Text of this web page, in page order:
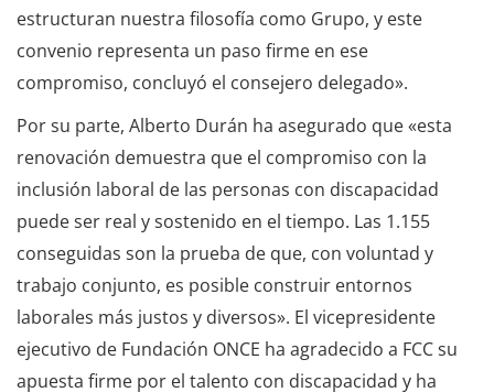
estructuran nuestra filosofía como Grupo, y este
convenio representa un paso firme en ese
compromiso, concluyó el consejero delegado».
Por su parte, Alberto Durán ha asegurado que «esta
renovación demuestra que el compromiso con la
inclusión laboral de las personas con discapacidad
puede ser real y sostenido en el tiempo. Las 1.155
conseguidas son la prueba de que, con voluntad y
trabajo conjunto, es posible construir entornos
laborales más justos y diversos». El vicepresidente
ejecutivo de Fundación ONCE ha agradecido a FCC su
apuesta firme por el talento con discapacidad y ha